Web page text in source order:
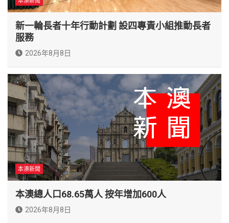
新一輪長者十年行動計劃 設四專責小組推動長者
服務
2026年8月8日
本澳新聞
本澳總人口68.65萬人 按年增加600人
2026年8月8日